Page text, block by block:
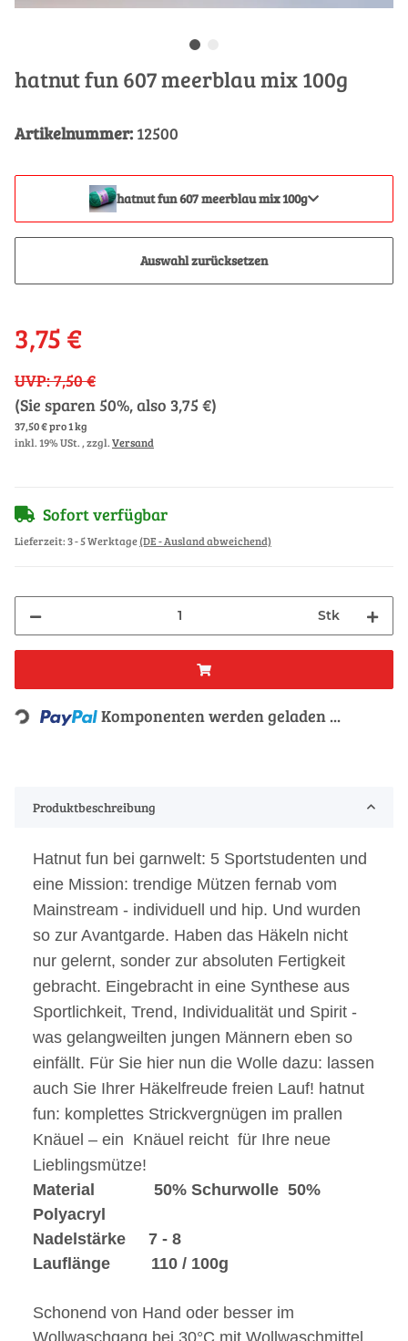
hatnut fun 607 meerblau mix 100g
Artikelnummer: 12500
hatnut fun 607 meerblau mix 100g
Auswahl zurücksetzen
3,75 €
UVP:7,50 €
(Sie sparen50%, also 3,75 €)
37,50 € pro 1 kg
inkl. 19% USt. , zzgl.Versand
Sofort verfügbar
Lieferzeit:3 - 5 Werktage(DE - Ausland abweichend)
Stk
Loading... Komponenten werden geladen ...
Produktbeschreibung
Hatnut fun bei garnwelt: 5 Sportstudenten und
eine Mission: trendige Mützen fernab vom
Mainstream - individuell und hip. Und wurden
so zur Avantgarde. Haben das Häkeln nicht
nur gelernt, sonder zur absoluten Fertigkeit
gebracht. Eingebracht in eine Synthese aus
Sportlichkeit, Trend, Individualität und Spirit -
was gelangweilten jungen Männern eben so
einfällt. Für Sie hier nun die Wolle dazu: lassen
auch Sie Ihrer Häkelfreude freien Lauf! hatnut
fun: komplettes Strickvergnügen im prallen
Knäuel – ein Knäuel reicht für Ihre neue
Lieblingsmütze!
Material 50% Schurwolle 50%
Polyacryl
Nadelstärke 7 - 8
Lauflänge 110 / 100g
Schonend von Hand oder besser im
Wollwaschgang bei 30°C mit Wollwaschmittel